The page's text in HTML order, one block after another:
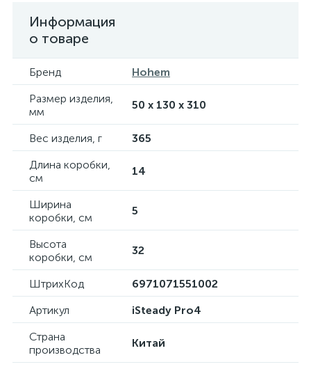
Информация
о товаре
Бренд
Hohem
Размер изделия,
мм
50 х 130 х 310
Вес изделия, г
365
Длина коробки,
см
14
Ширина
коробки, см
5
Высота
коробки, см
32
ШтрихКод
6971071551002
Артикул
iSteady Pro4
Страна
производства
Китай